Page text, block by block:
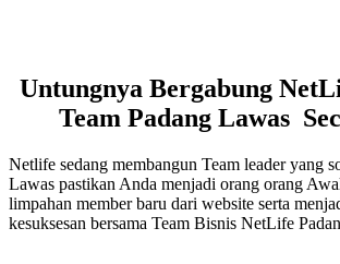
Untungnya Bergabung
Team Padang Lawas
Netlife sedang membangun Team leader yang
Lawas pastikan Anda menjadi orang orang
limpahan member baru dari website serta
kesuksesan bersama Team Bisnis NetLife